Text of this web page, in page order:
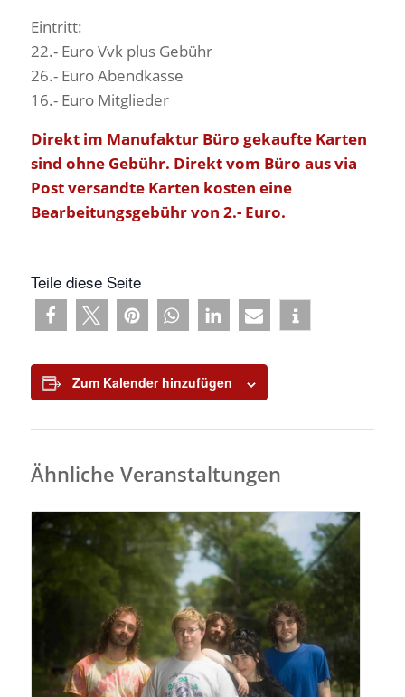
Eintritt:
22.- Euro Vvk plus Gebühr
26.- Euro Abendkasse
16.- Euro Mitglieder
Direkt im Manufaktur Büro gekaufte Karten
sind ohne Gebühr. Direkt vom Büro aus via
Post versandte Karten kosten eine
Bearbeitungsgebühr von 2.- Euro.
Teile diese Seite
Zum Kalender hinzufügen
Ähnliche Veranstaltungen